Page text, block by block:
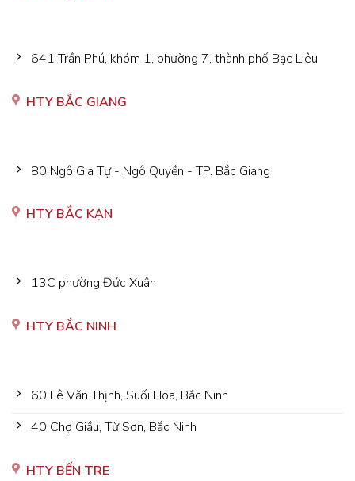
641 Trần Phú, khóm 1, phường 7, thành phố Bạc Liêu
HTY BẮC GIANG
80 Ngô Gia Tự - Ngô Quyền - TP. Bắc Giang
HTY BẮC KẠN
13C phường Đức Xuân
HTY BẮC NINH
60 Lê Văn Thịnh, Suối Hoa, Bắc Ninh
40 Chợ Giầu, Từ Sơn, Bắc Ninh
HTY BẾN TRE